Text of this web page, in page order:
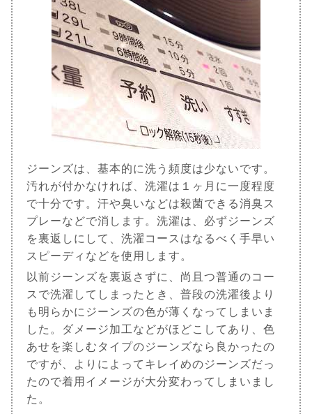
ジーンズは、基本的に洗う頻度は少ないです。
汚れが付かなければ、洗濯は１ヶ月に一度程度
で十分です。汗や臭いなどは殺菌できる消臭ス
プレーなどで消します。洗濯は、必ずジーンズ
を裏返しにして、洗濯コースはなるべく手早い
スピーディなどを使用します。
以前ジーンズを裏返さずに、尚且つ普通のコー
スで洗濯してしまったとき、普段の洗濯後より
も明らかにジーンズの色が薄くなってしまいま
した。ダメージ加工などがほどこしてあり、色
あせを楽しむタイプのジーンズなら良かったの
ですが、よりによってキレイめのジーンズだっ
たので着用イメージが大分変わってしまいまし
た。